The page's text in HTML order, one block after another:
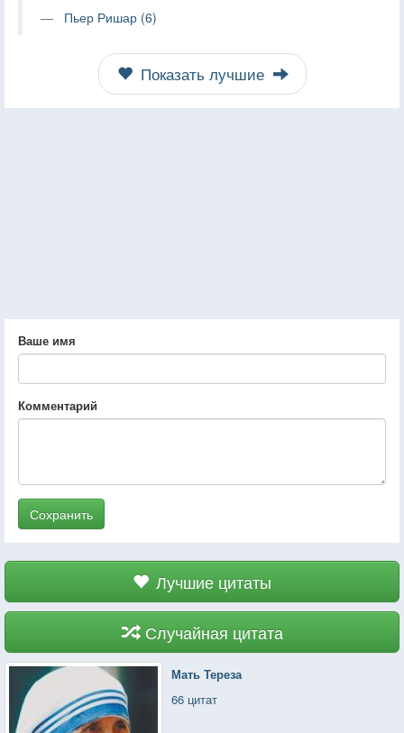
Пьер Ришар (6)
Показать лучшие
Ваше имя
Комментарий
Сохранить
Лучшие цитаты
Случайная цитата
Мать Тереза
66 цитат